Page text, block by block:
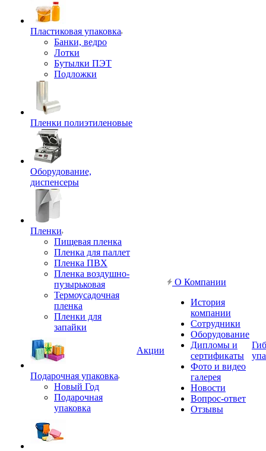
Пластиковая упаковка
Банки, ведро
Лотки
Бутылки ПЭТ
Подложки
Пленки полиэтиленовые
Оборудование,
диспенсеры
Пленки
Пищевая пленка
Пленка для паллет
Пленка ПВХ
Пленка воздушно-
пузырьковая
Термоусадочная
пленка
Пленки для
запайки
Подарочная упаковка
Новый Год
Подарочная
упаковка
Акции
О Компании
История
компании
Сотрудники
Оборудование
Дипломы и
сертификаты
Фото и видео
галерея
Новости
Вопрос-ответ
Отзывы